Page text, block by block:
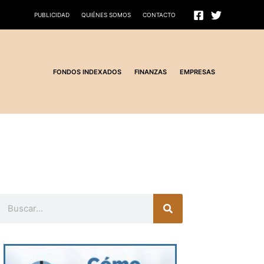
PUBLICIDAD QUIÉNES SOMOS CONTACTO
FONDOS INDEXADOS FINANZAS EMPRESAS